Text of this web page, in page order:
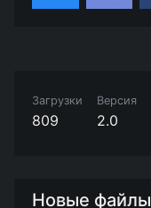
Загрузки
809
Версия
2.0
Новые файлы